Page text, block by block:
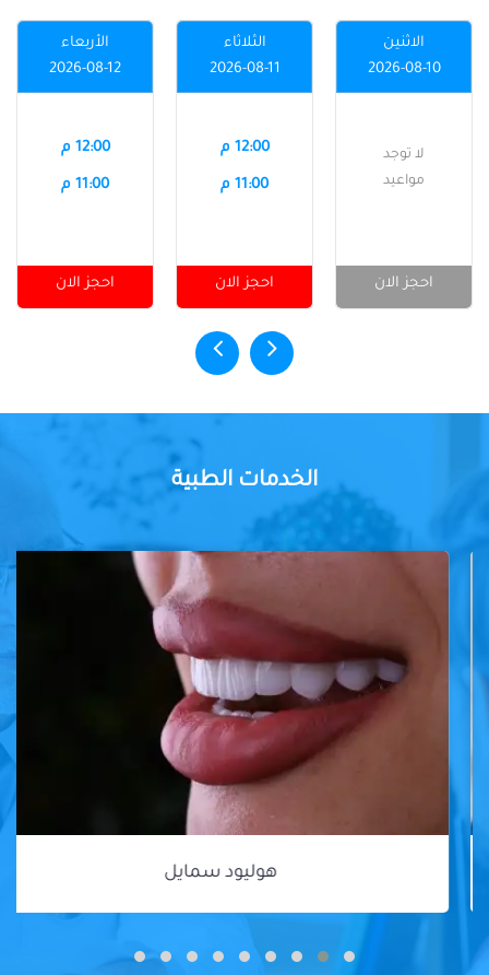
الاثنين
2026-08-10
لا توجد
مواعيد
احجز الان
الثلاثاء
2026-08-11
12:00 م
11:00 م
احجز الان
الأربعاء
2026-08-12
12:00 م
11:00 م
احجز الان
الخدمات الطبية
هوليود سمايل